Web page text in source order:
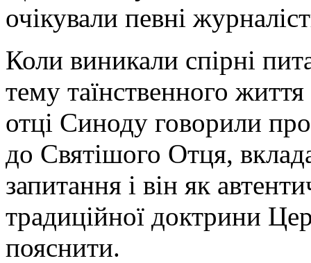
очікували певні
Коли виникали спірні
тему таїнственного життя
отці Синоду говорили
до Святішого Отця,
запитання і він як
традиційної доктрини
пояснити.